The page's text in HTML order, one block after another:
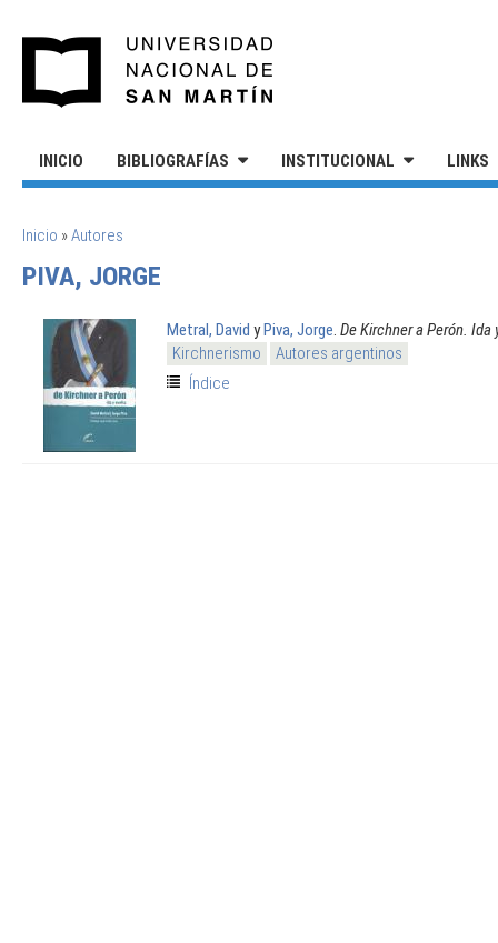
INICIO BIBLIOGRAFÍAS INSTITUCIONAL LINKS
SE ENCUENTRA USTED AQUÍ
Inicio »Autores
PIVA, JORGE
Metral, David yPiva, Jorge De Kirchner a Perón. Ida
Kirchnerismo
Autores argentinos
Índice